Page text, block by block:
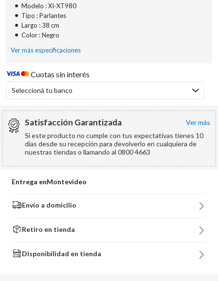
• Modelo : XI-XT980
• Tipo : Parlantes
• Largo : 38 cm
• Color : Negro
Ver más especificaciones
Cuotas sin interés
Seleccioná tu banco
Satisfacción Garantizada
ver más
Si este producto no cumple con tus expectativas tienes 10
días desde su recepción para devolverlo en cualquiera de
nuestras tiendas o llamando al 0800 4663
Entrega enMontevideo
Envío a domicilio
Retiro en tienda
Disponibilidad en tienda